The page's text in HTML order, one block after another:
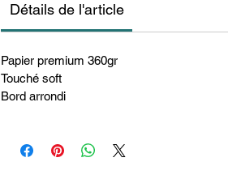
Détails de l'article
Papier premium 360gr
Touché soft
Bord arrondi